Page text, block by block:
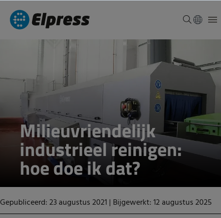
Milieuvriendelijk
industrieel reinigen:
hoe doe ik dat?
Gepubliceerd: 23 augustus 2021 | Bijgewerkt: 12 augustus 2025